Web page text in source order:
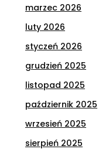
marzec 2026
luty 2026
styczeń 2026
grudzień 2025
listopad 2025
październik 2025
wrzesień 2025
sierpień 2025